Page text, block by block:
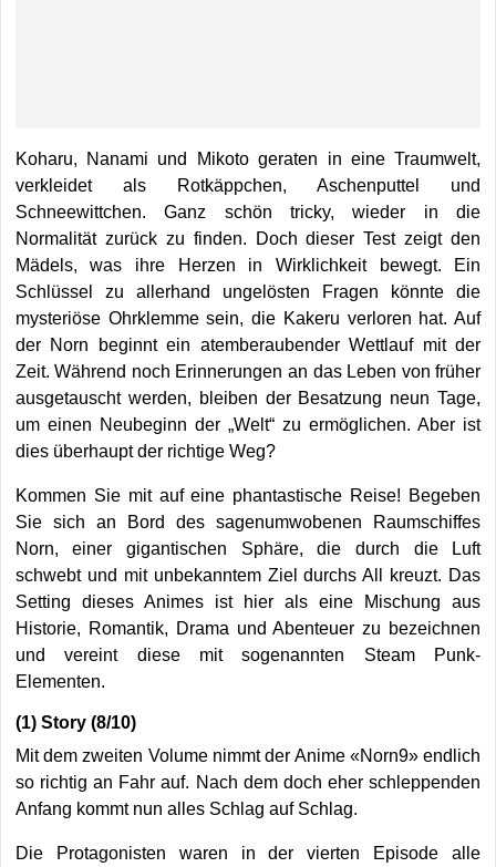
Koharu, Nanami und Mikoto geraten in eine Traumwelt,
verkleidet als Rotkäppchen, Aschenputtel und
Schneewittchen. Ganz schön tricky, wieder in die
Normalität zurück zu finden. Doch dieser Test zeigt den
Mädels, was ihre Herzen in Wirklichkeit bewegt. Ein
Schlüssel zu allerhand ungelösten Fragen könnte die
mysteriöse Ohrklemme sein, die Kakeru verloren hat. Auf
der Norn beginnt ein atemberaubender Wettlauf mit der
Zeit. Während noch Erinnerungen an das Leben von früher
ausgetauscht werden, bleiben der Besatzung neun Tage,
um einen Neubeginn der „Welt“ zu ermöglichen. Aber ist
dies überhaupt der richtige Weg?
Kommen Sie mit auf eine phantastische Reise! Begeben
Sie sich an Bord des sagenumwobenen Raumschiffes
Norn, einer gigantischen Sphäre, die durch die Luft
schwebt und mit unbekanntem Ziel durchs All kreuzt. Das
Setting dieses Animes ist hier als eine Mischung aus
Historie, Romantik, Drama und Abenteuer zu bezeichnen
und vereint diese mit sogenannten Steam Punk-
Elementen.
(1) Story (8/10)
Mit dem zweiten Volume nimmt der Anime «Norn9» endlich
so richtig an Fahr auf. Nach dem doch eher schleppenden
Anfang kommt nun alles Schlag auf Schlag.
Die Protagonisten waren in der vierten Episode alle